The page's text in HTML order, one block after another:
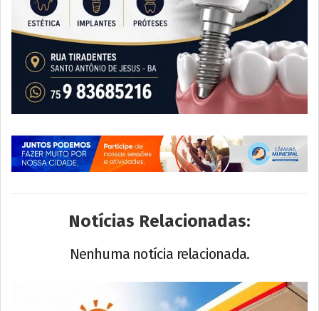
Notícias Relacionadas:
Nenhuma notícia relacionada.